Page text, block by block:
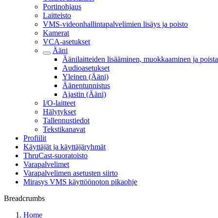
Portinohjaus
Laitteisto
VMS-videonhallintapalvelimien lisäys ja poisto
Kamerat
VCA-asetukset
Ääni
Äänilaitteiden lisääminen, muokkaaminen ja
Audioasetukset
Yleinen (Ääni)
Äänentunnistus
Ajastin (Ääni)
I/O-laitteet
Hälytykset
Tallennustiedot
Tekstikanavat
Profiilit
Käyttäjät ja käyttäjäryhmät
ThruCast-suoratoisto
Varapalvelimet
Varapalvelimen asetusten siirto
Mirasys VMS käyttöönoton pikaohje
Breadcrumbs
Home